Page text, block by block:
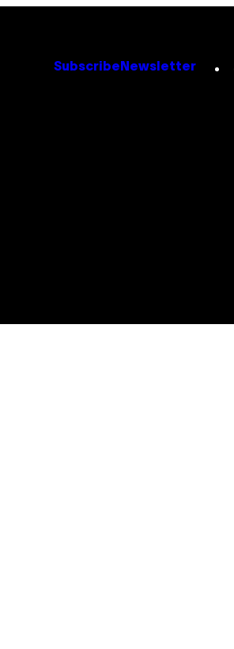
Subscribe Newsletter